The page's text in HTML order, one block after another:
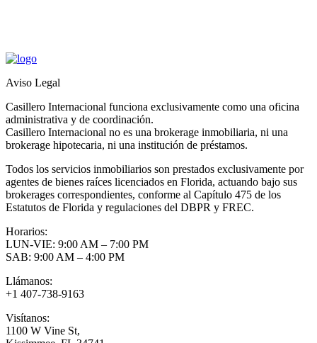
Aviso Legal
Casillero Internacional funciona exclusivamente como una oficina
administrativa y de coordinación.
Casillero Internacional no es una brokerage inmobiliaria, ni una
brokerage hipotecaria, ni una institución de préstamos.
Todos los servicios inmobiliarios son prestados exclusivamente por
agentes de bienes raíces licenciados en Florida, actuando bajo sus
brokerages correspondientes, conforme al Capítulo 475 de los
Estatutos de Florida y regulaciones del DBPR y FREC.
Horarios:
LUN-VIE: 9:00 AM – 7:00 PM
SAB: 9:00 AM – 4:00 PM
Llámanos:
+1 407-738-9163
Visítanos:
1100 W Vine St,